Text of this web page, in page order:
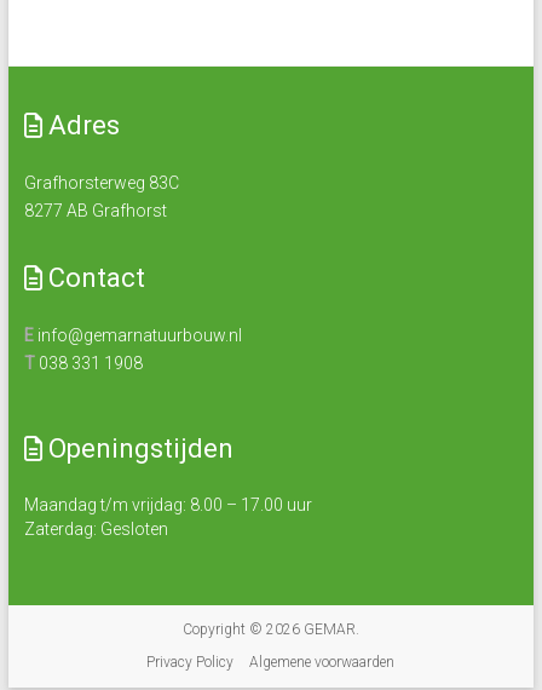
Adres
Grafhorsterweg 83C
8277 AB Grafhorst
Contact
E info@gemarnatuurbouw.nl
T 038 331 1908
Openingstijden
Maandag t/m vrijdag: 8.00 – 17.00 uur
Zaterdag: Gesloten
Copyright © 2026 GEMAR.
Privacy Policy
Algemene voorwaarden